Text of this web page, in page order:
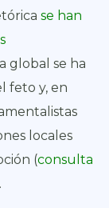
se han
global se ha
feto y, en
locales
(consulta